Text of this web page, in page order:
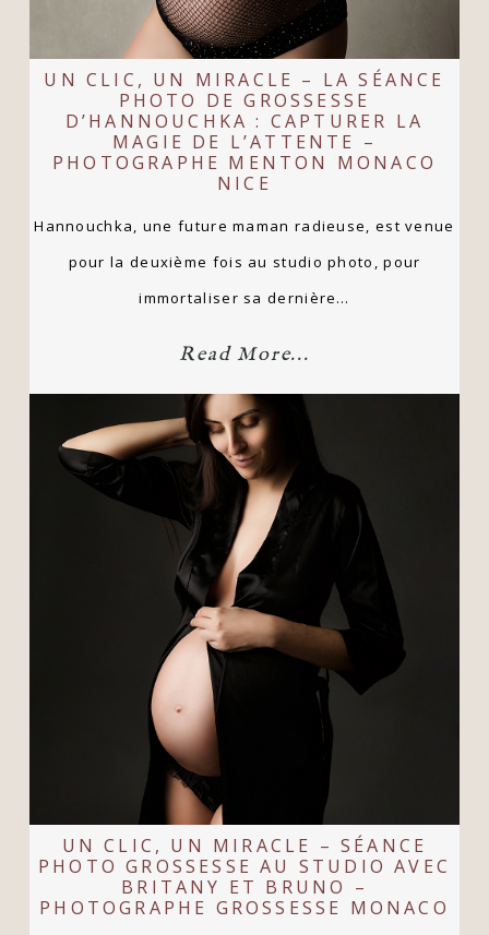
UN CLIC, UN MIRACLE – LA SÉANCE
PHOTO DE GROSSESSE
D’HANNOUCHKA : CAPTURER LA
MAGIE DE L’ATTENTE –
PHOTOGRAPHE MENTON MONACO
NICE
Hannouchka, une future maman radieuse, est venue
pour la deuxième fois au studio photo, pour
immortaliser sa dernière…
Read More...
UN CLIC, UN MIRACLE – SÉANCE
PHOTO GROSSESSE AU STUDIO AVEC
BRITANY ET BRUNO –
PHOTOGRAPHE GROSSESSE MONACO